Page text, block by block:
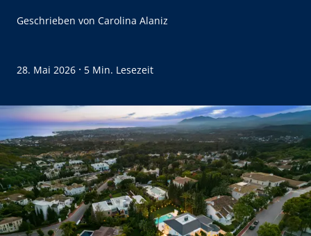
Geschrieben von Carolina Alaniz
28. Mai 2026 · 5 Min. Lesezeit